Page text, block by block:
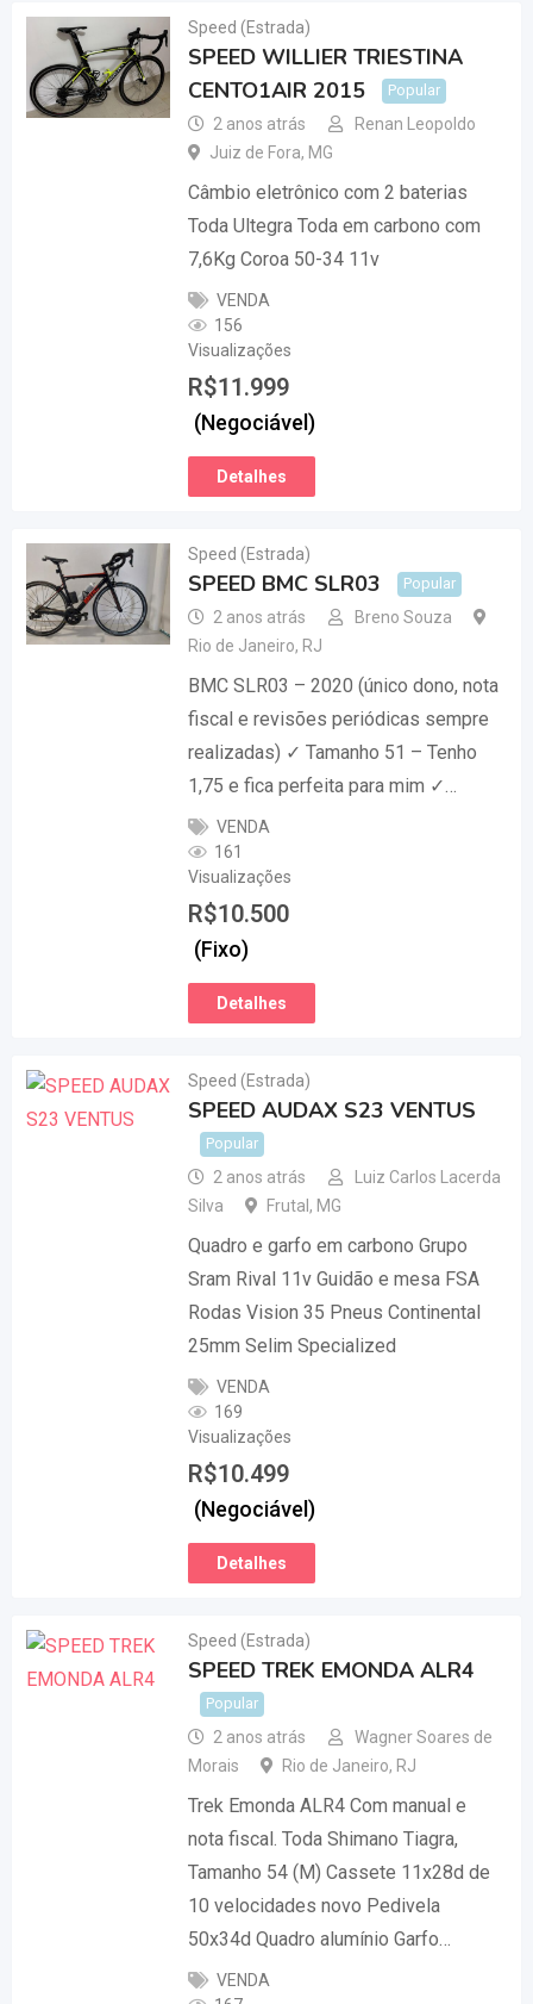
Speed (Estrada)
SPEED WILLIER TRIESTINA
CENTO1AIR 2015
Popular
2 anos atrás
Renan Leopoldo
Juiz de Fora, MG
Câmbio eletrônico com 2 baterias
Toda Ultegra Toda em carbono com
7,6Kg Coroa 50-34 11v
VENDA
156
Visualizações
R$11.999
(Negociável)
Detalhes
Speed (Estrada)
SPEED BMC SLR03 Popular
2 anos atrás
Breno Souza
Rio de Janeiro, RJ
BMC SLR03 – 2020 (único dono, nota
fiscal e revisões periódicas sempre
realizadas) ✓ Tamanho 51 – Tenho
1,75 e fica perfeita para mim ✓…
VENDA
161
Visualizações
R$10.500
(Fixo)
Detalhes
Speed (Estrada)
SPEED AUDAX S23 VENTUS
Popular
2 anos atrás
Luiz Carlos Lacerda
Silva
Frutal , MG
Quadro e garfo em carbono Grupo
Sram Rival 11v Guidão e mesa FSA
Rodas Vision 35 Pneus Continental
25mm Selim Specialized
VENDA
169
Visualizações
R$10.499
(Negociável)
Detalhes
Speed (Estrada)
SPEED TREK EMONDA ALR4
Popular
2 anos atrás
Wagner Soares de
Morais
Rio de Janeiro, RJ
Trek Emonda ALR4 Com manual e
nota fiscal. Toda Shimano Tiagra,
Tamanho 54 (M) Cassete 11x28d de
10 velocidades novo Pedivela
50x34d Quadro alumínio Garfo…
VENDA